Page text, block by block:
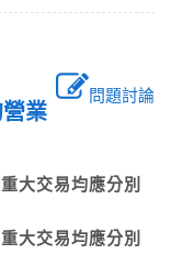
問題討論
業
大交易均應分別
大交易均應分別